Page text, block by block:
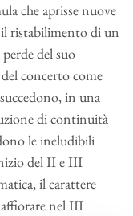
che aprisse nuove
il ristabilimento di un
del suo
concerto come
in una
di continuità
le ineludibili
del II e III
il carattere
nel III